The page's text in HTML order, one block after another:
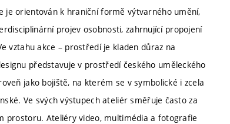
orientován k hraniční formě výtvarného umění,
projev osobnosti, zahrnující propojení
vztahu akce – prostředí je kladen důraz na
představuje v prostředí českého uměleckého
jako bojiště, na kterém se v symbolické i zcela
Ve svých výstupech ateliér směřuje často za
prostoru. Ateliéry video, multimédia a fotografie